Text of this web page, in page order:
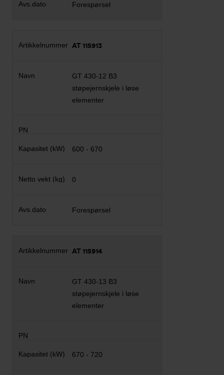
Forespørsel
AT 115913
GT 430-12 B3
støpejernskjele i løse
elementer
600 - 670
0
Forespørsel
AT 115914
GT 430-13 B3
støpejernskjele i løse
elementer
670 - 720